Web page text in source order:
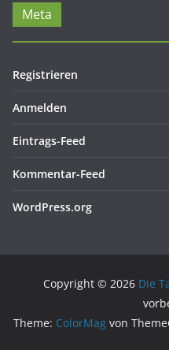
Meta
Registrieren
Anmelden
Eintrags-Feed
Kommentar-Feed
WordPress.org
Copyright © 2026 Die
Theme: ColorMag von